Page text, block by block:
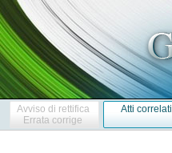
Avviso di rettifica
Errata corrige
Atti correlati